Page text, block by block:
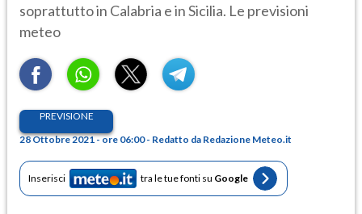
soprattutto in Calabria e in Sicilia. Le previsioni
meteo
PREVISIONE
28 Ottobre 2021 - ore 06:00 - Redatto da Redazione Meteo.it
Inserisci tra le tue fonti su Google